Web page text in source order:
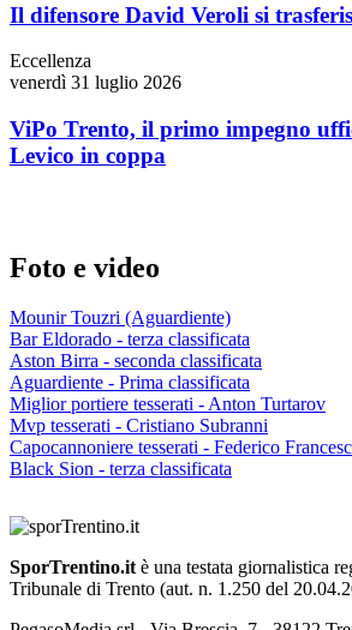
Il difensore David Veroli si
Eccellenza
venerdì 31 luglio 2026
ViPo Trento, il primo impegno
Levico in coppa
Foto e video
Mounir Touzri (Aguardiente)
Bar Eldorado - terza classificata
Aston Birra - seconda classificata
Aguardiente - Prima classificata
Miglior portiere tesserati - Anton Turtarov
Mvp tesserati - Cristiano Subranni
Capocannoniere tesserati - Federico
Black Sion - terza classificata
SporTrentino.itè una testata giornalistica
Tribunale di Trento (aut. n. 1.250 del